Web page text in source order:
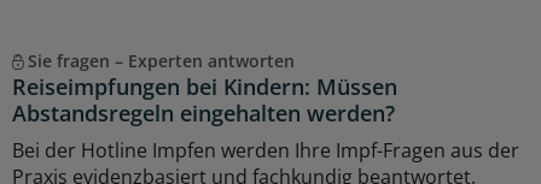
Sie fragen – Experten antworten
Reiseimpfungen bei Kindern: Müssen
Abstandsregeln eingehalten werden?
Bei der Hotline Impfen werden Ihre Impf-Fragen aus der
Praxis evidenzbasiert und fachkundig beantwortet.